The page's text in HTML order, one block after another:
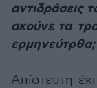
αντιδράσεις
ακούνε τα
ερμηνεύτρθα;
Απίστευτη